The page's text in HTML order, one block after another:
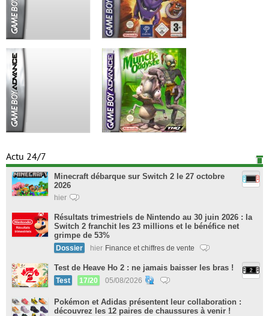
Actu 24/7
Minecraft débarque sur Switch 2 le 27 octobre
2026
hier
Résultats trimestriels de Nintendo au 30 juin 2026 : la
Switch 2 franchit les 23 millions et le bénéfice net
grimpe de 53%
Dossier hier Finance et chiffres de vente
Test de Heave Ho 2 : ne jamais baisser les bras !
Test 17/20 05/08/2026
Pokémon et Adidas présentent leur collaboration :
découvrez les 12 paires de chaussures à venir !